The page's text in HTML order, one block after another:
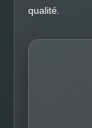
qualité.